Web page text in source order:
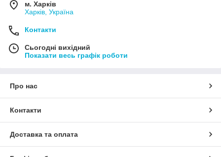
м. Харків
Харків, Україна
Контакти
Сьогодні вихідний
Показати весь графік роботи
Про нас
Контакти
Доставка та оплата